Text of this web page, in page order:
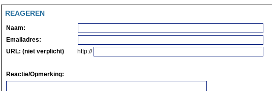
REAGEREN
Naam:
Emailadres:
URL: (niet verplicht)
http://
Reactie/Opmerking: